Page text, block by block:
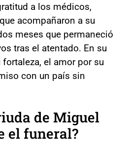
a los médicos,
acompañaron a su
meses que permaneció
tras el atentado. En su
el amor por su
con un país sin
de Miguel
el funeral?